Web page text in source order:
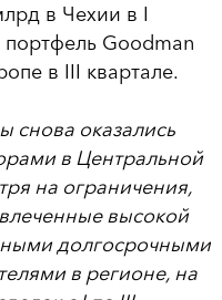
в Чехии в I
Goodman
в III квартале.
снова оказались
в Центральной
на ограничения,
высокой
долгосрочными
в регионе, на